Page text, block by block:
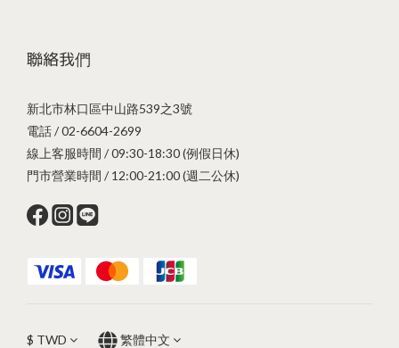
聯絡我們
新北市林口區中山路539之3號
電話 / 02-6604-2699
線上客服時間 / 09:30-18:30 (例假日休)
門市營業時間 / 12:00-21:00 (週二公休)
$ TWD 繁體中文